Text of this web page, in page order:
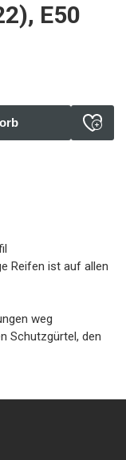
E50
Reifen ist auf allen
weg
Schutzgürtel, den